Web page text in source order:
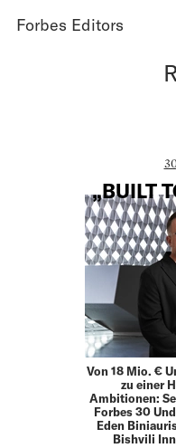
Forbes Editors
„BUILT
Von 18 Mio. €
zu einer
Ambitionen:
Forbes 30
Eden
Bishvili